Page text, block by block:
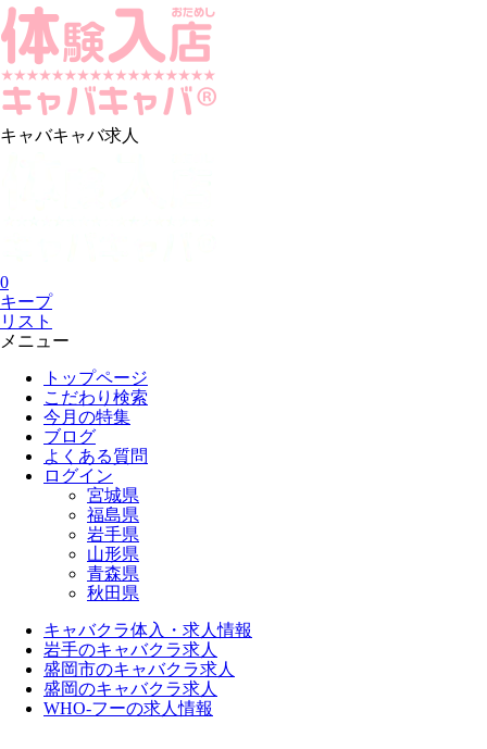
キャバキャバ求人
0
キープ
リスト
メニュー
トップページ
こだわり検索
今月の特集
ブログ
よくある質問
ログイン
宮城県
福島県
岩手県
山形県
青森県
秋田県
キャバクラ体入・求人情報
岩手のキャバクラ求人
盛岡市のキャバクラ求人
盛岡のキャバクラ求人
WHO-フーの求人情報